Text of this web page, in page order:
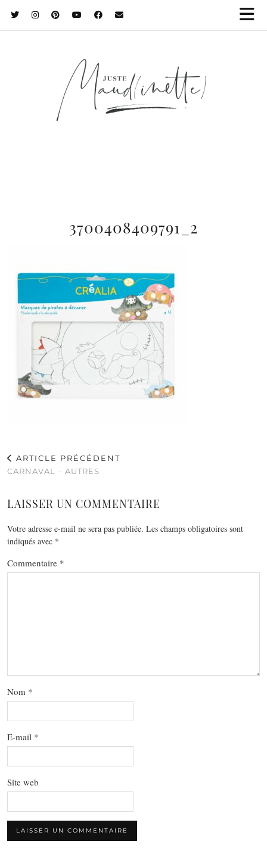
3700408409791_2
ARTICLE PRÉCÉDENT
CARNAVAL – AUTRES
LAISSER UN COMMENTAIRE
Votre adresse e-mail ne sera pas publiée. Les champs obligatoires sont
indiqués avec *
Commentaire *
Nom *
E-mail *
Site web